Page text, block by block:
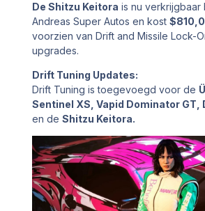
De Shitzu Keitora is nu verkrijgbaar
Andreas Super Autos en kost
voorzien vanDrift and Missile Lock-
upgrades.
Drift Tuning Updates:
Drift Tuning is toegevoegd voor de
Sentinel XS, Vapid Dominator GT,
en deShitzu Keitora.